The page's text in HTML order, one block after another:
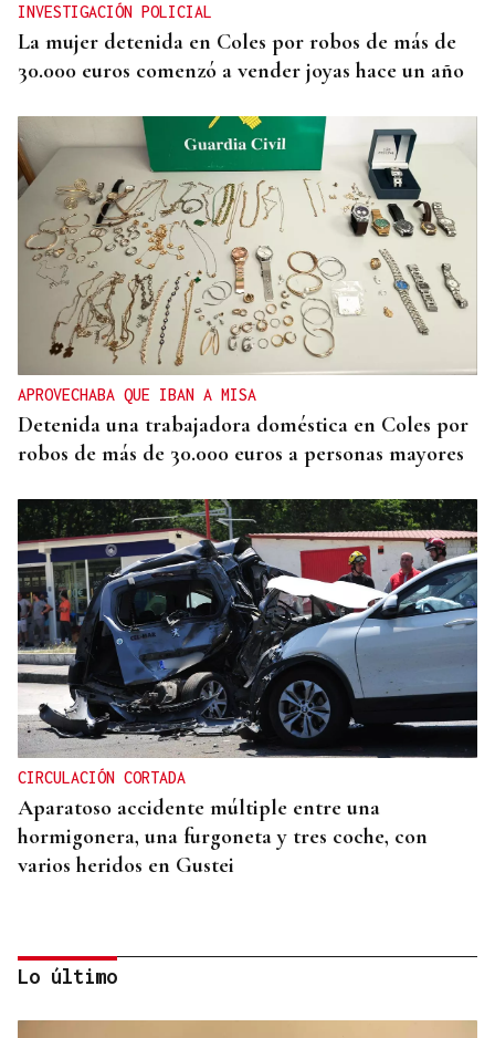
INVESTIGACIÓN POLICIAL
La mujer detenida en Coles por robos de más de
30.000 euros comenzó a vender joyas hace un año
APROVECHABA QUE IBAN A MISA
Detenida una trabajadora doméstica en Coles por
robos de más de 30.000 euros a personas mayores
CIRCULACIÓN CORTADA
Aparatoso accidente múltiple entre una
hormigonera, una furgoneta y tres coche, con
varios heridos en Gustei
Lo último